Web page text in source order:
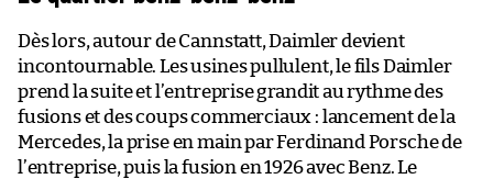
Dès lors, autour de Cannstatt, Daimler devient
incontournable. Les usines pullulent, le fils Daimler
prend la suite et l’entreprise grandit au rythme des
fusions et des coups commerciaux : lancement de la
Mercedes, la prise en main par Ferdinand Porsche de
l’entreprise, puis la fusion en 1926 avec Benz. Le